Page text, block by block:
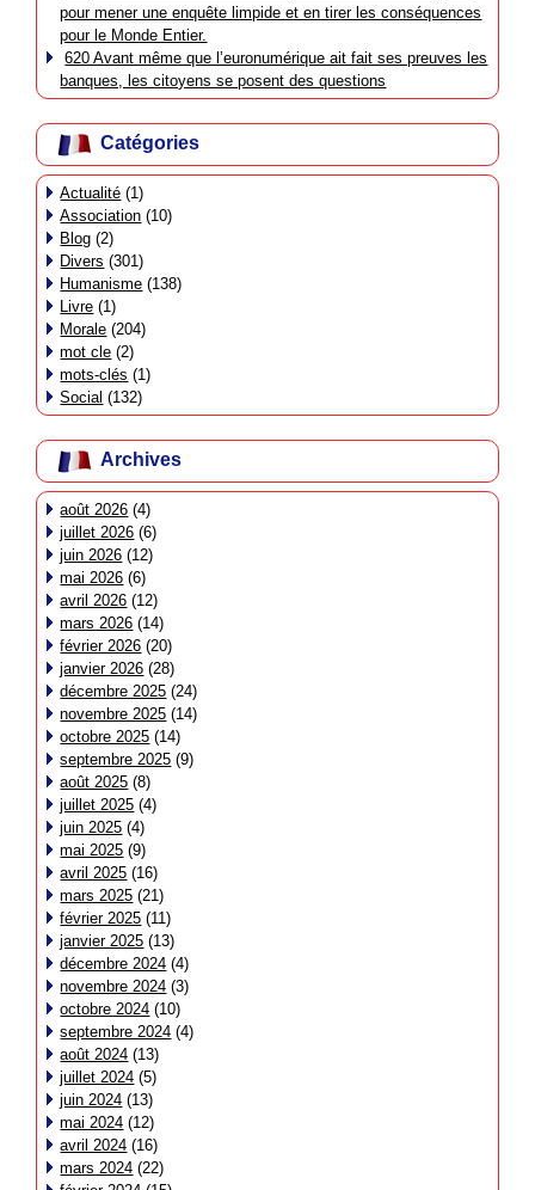
pour mener une enquête limpide et en tirer les conséquences
pour le Monde Entier.
620 Avant même que l’euronumérique ait fait ses preuves les
banques, les citoyens se posent des questions
Catégories
Actualité (1)
Association (10)
Blog (2)
Divers (301)
Humanisme (138)
Livre (1)
Morale (204)
mot cle (2)
mots-clés (1)
Social (132)
Archives
août 2026 (4)
juillet 2026 (6)
juin 2026 (12)
mai 2026 (6)
avril 2026 (12)
mars 2026 (14)
février 2026 (20)
janvier 2026 (28)
décembre 2025 (24)
novembre 2025 (14)
octobre 2025 (14)
septembre 2025 (9)
août 2025 (8)
juillet 2025 (4)
juin 2025 (4)
mai 2025 (9)
avril 2025 (16)
mars 2025 (21)
février 2025 (11)
janvier 2025 (13)
décembre 2024 (4)
novembre 2024 (3)
octobre 2024 (10)
septembre 2024 (4)
août 2024 (13)
juillet 2024 (5)
juin 2024 (13)
mai 2024 (12)
avril 2024 (16)
mars 2024 (22)